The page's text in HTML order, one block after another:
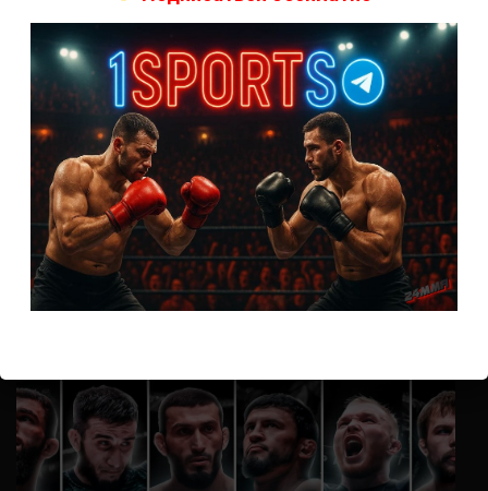
А как смотреть с ноутбука?
Анонимно кРасписание боев UFC
Кусок говна ты, существом даже нельзя ,такое как ты назвать!
АнонимнокКонор МакГрегор
УЧ
АнонимнокРэнди Браун — Николас Далби
не запускается ни один бой, реклама есть, а когда
заканчивается начинается загрузка видео длиною в жизнь.
Исправьте пожалуйста